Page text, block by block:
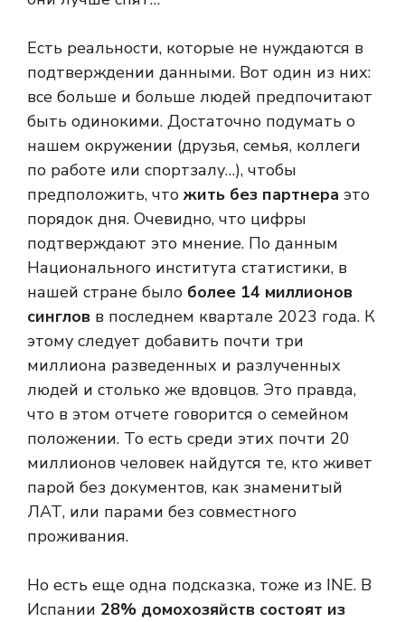
Есть реальности, которые не нуждаются в
подтверждении данными. Вот один из них:
все больше и больше людей предпочитают
быть одинокими. Достаточно подумать о
нашем окружении (друзья, семья, коллеги
по работе или спортзалу…), чтобы
предположить, чтожить без партнера это
порядок дня. Очевидно, что цифры
подтверждают это мнение. По данным
Национального института статистики, в
нашей стране было более 14 миллионов
синглов в последнем квартале 2023 года. К
этому следует добавить почти три
миллиона разведенных и разлученных
людей и столько же вдовцов. Это правда,
что в этом отчете говорится о семейном
положении. То есть среди этих почти 20
миллионов человек найдутся те, кто живет
парой без документов, как знаменитый
ЛАТ, или парами без совместного
проживания.
Но есть еще одна подсказка, тоже из INE. В
Испании 28% домохозяйств состоят из